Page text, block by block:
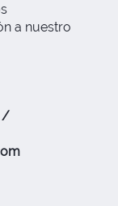
a nuestro
/